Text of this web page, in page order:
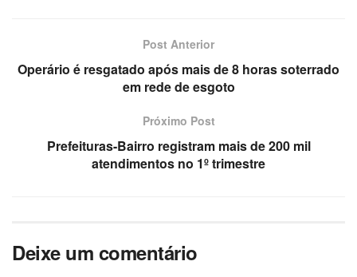
Post Anterior
Operário é resgatado após mais de 8 horas soterrado
em rede de esgoto
Próximo Post
Prefeituras-Bairro registram mais de 200 mil
atendimentos no 1º trimestre
Deixe um comentário